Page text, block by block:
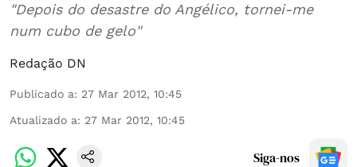
"Depois do desastre do Angélico, tornei-me
num cubo de gelo"
Redação DN
Publicado a: 27 Mar 2012, 10:45
Atualizado a: 27 Mar 2012, 10:45
Siga-nos